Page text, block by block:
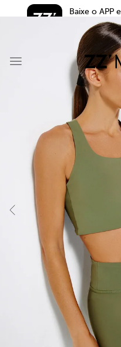
Baixe o APP